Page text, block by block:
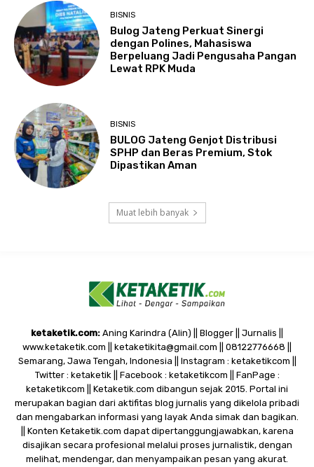
BISNIS
Bulog Jateng Perkuat Sinergi
dengan Polines, Mahasiswa
Berpeluang Jadi Pengusaha Pangan
Lewat RPK Muda
BISNIS
BULOG Jateng Genjot Distribusi
SPHP dan Beras Premium, Stok
Dipastikan Aman
Muat lebih banyak
ketaketik.com: Aning Karindra (Alin) || Blogger || Jurnalis ||
www.ketaketik.com || ketaketikita@gmail.com || 08122776668 ||
Semarang, Jawa Tengah, Indonesia || Instagram : ketaketikcom ||
Twitter : ketaketik || Facebook : ketaketikcom || FanPage :
ketaketikcom || Ketaketik.com dibangun sejak 2015. Portal ini
merupakan bagian dari aktifitas blog jurnalis yang dikelola pribadi
dan mengabarkan informasi yang layak Anda simak dan bagikan.
|| Konten Ketaketik.com dapat dipertanggungjawabkan, karena
disajikan secara profesional melalui proses jurnalistik, dengan
melihat, mendengar, dan menyampaikan pesan yang akurat.